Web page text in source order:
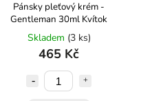
Pánsky pleťový krém -
Gentleman 30ml Kvítok
Skladem (3 ks)
465 Kč